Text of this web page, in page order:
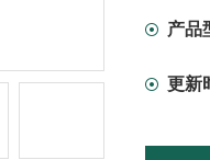
产品
更新